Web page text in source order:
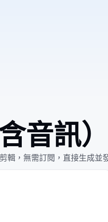
音訊）
，無需訂閱，直接生成並